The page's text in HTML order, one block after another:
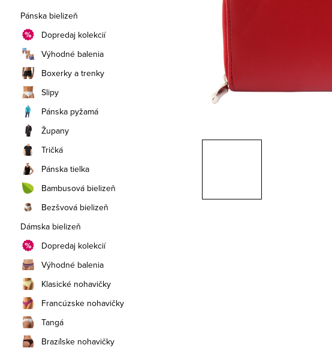
č
n
ý
p
a
n
e
l
Pánska bielizeň
Dopredaj kolekcií
Výhodné balenia
Boxerky a trenky
Slipy
Pánska pyžamá
Župany
Tričká
Pánska tielka
Bambusová bielizeň
Bezšvová bielizeň
Dámska bielizeň
Dopredaj kolekcií
Výhodné balenia
Klasické nohavičky
Francúzske nohavičky
Tangá
Brazílske nohavičky